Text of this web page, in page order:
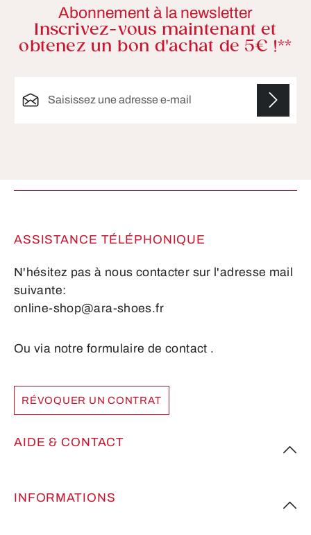
Abonnement à la newsletter
Inscrivez-vous maintenant et
obtenez un bon d'achat de 5€ !**
ASSISTANCE TÉLÉPHONIQUE
N'hésitez pas à nous contacter sur l'adresse mail
suivante:
online-shop@ara-shoes.fr
Ou via notre formulaire de contact .
RÉVOQUER UN CONTRAT
AIDE & CONTACT
INFORMATIONS